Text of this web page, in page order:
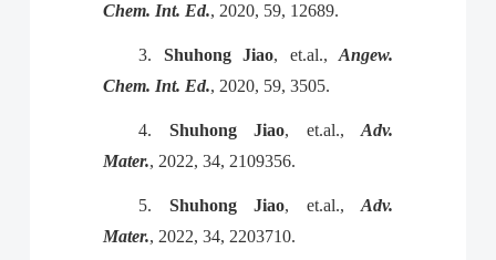
Chem. Int. Ed., 2020, 59, 12689.
3. Shuhong Jiao, et.al.,Angew.
Chem. Int. Ed., 2020, 59, 3505.
4. Shuhong Jiao, et.al.,Adv.
Mater., 2022, 34, 2109356.
5. Shuhong Jiao, et.al.,Adv.
Mater., 2022, 34, 2203710.